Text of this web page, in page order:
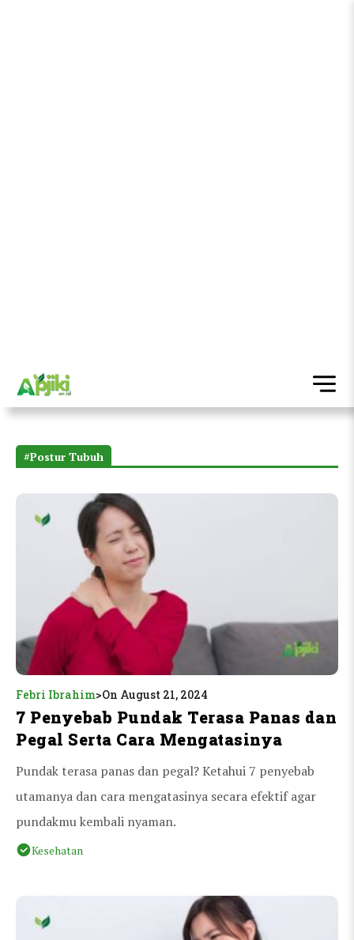
#Postur Tubuh
Febri Ibrahim>On August 21, 2024
7 Penyebab Pundak Terasa Panas dan
Pegal Serta Cara Mengatasinya
Pundak terasa panas dan pegal? Ketahui 7 penyebab
utamanya dan cara mengatasinya secara efektif agar
pundakmu kembali nyaman.
Kesehatan